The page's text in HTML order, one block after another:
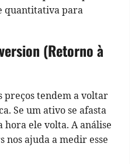
quantitativa para
(Retorno à
preços tendem a voltar
Se um ativo se afasta
hora ele volta. A análise
ajuda a medir esse